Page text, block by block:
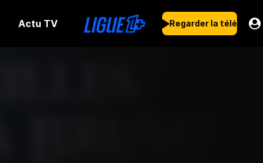
Actu TV Regarder la télé